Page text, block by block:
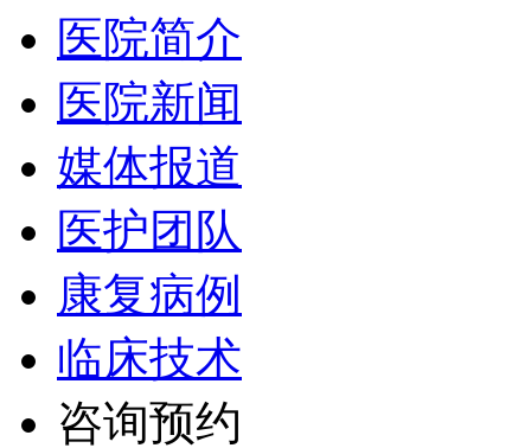
医院简介
医院新闻
媒体报道
医护团队
康复病例
临床技术
咨询预约